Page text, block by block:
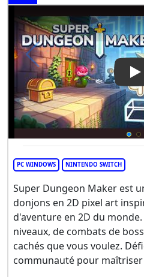
PC WINDOWS NINTENDO SWITCH
Super Dungeon Maker est
donjons en 2D pixel art
d'aventure en 2D du
niveaux, de combats de
cachés que vous voulez.
communauté pour